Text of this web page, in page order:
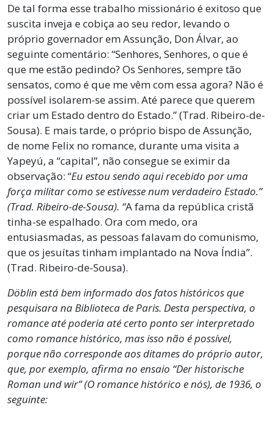
De tal forma esse trabalho missionário é exitoso que
suscita inveja e cobiça ao seu redor, levando o
próprio governador em Assunção, Don Álvar, ao
seguinte comentário: “Senhores, Senhores, o que é
que me estão pedindo? Os Senhores, sempre tão
sensatos, como é que me vêm com essa agora? Não é
possível isolarem-se assim. Até parece que querem
criar um Estado dentro do Estado.” (Trad. Ribeiro-de-
Sousa). E mais tarde, o próprio bispo de Assunção,
de nome Felix no romance, durante uma visita a
Yapeyú, a “capital”, não consegue se eximir da
observação: “Eu estou sendo aqui recebido por uma
força militar como se estivesse num verdadeiro Estado.”
(Trad. Ribeiro-de-Sousa). “A fama da república cristã
tinha-se espalhado. Ora com medo, ora
entusiasmadas, as pessoas falavam do comunismo,
que os jesuítas tinham implantado na Nova Índia”.
(Trad. Ribeiro-de-Sousa).
Döblin está bem informado dos fatos históricos que
pesquisara na Biblioteca de Paris. Desta perspectiva, o
romance até poderia até certo ponto ser interpretado
como romance histórico, mas isso não é possível,
porque não corresponde aos ditames do próprio autor,
que, por exemplo, afirma no ensaio “Der historische
Roman und wir” (O romance histórico e nós), de 1936, o
seguinte: